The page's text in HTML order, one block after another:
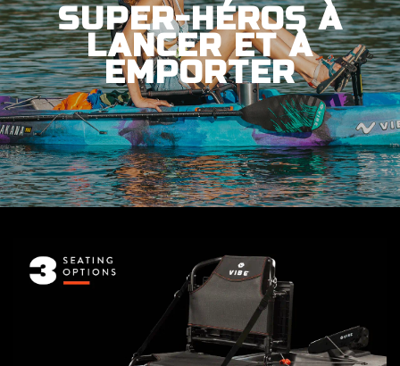
SUPER-HÉROS À
LANCER ET À
EMPORTER